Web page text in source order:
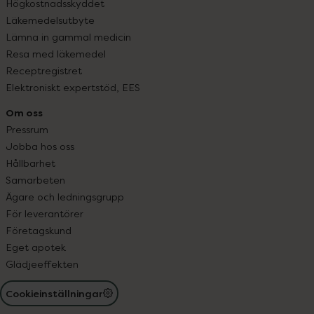
Högkostnadsskyddet
Läkemedelsutbyte
Lämna in gammal medicin
Resa med läkemedel
Receptregistret
Elektroniskt expertstöd, EES
Om oss
Pressrum
Jobba hos oss
Hållbarhet
Samarbeten
Ägare och ledningsgrupp
För leverantörer
Företagskund
Eget apotek
Glädjeeffekten
Cookieinställningar